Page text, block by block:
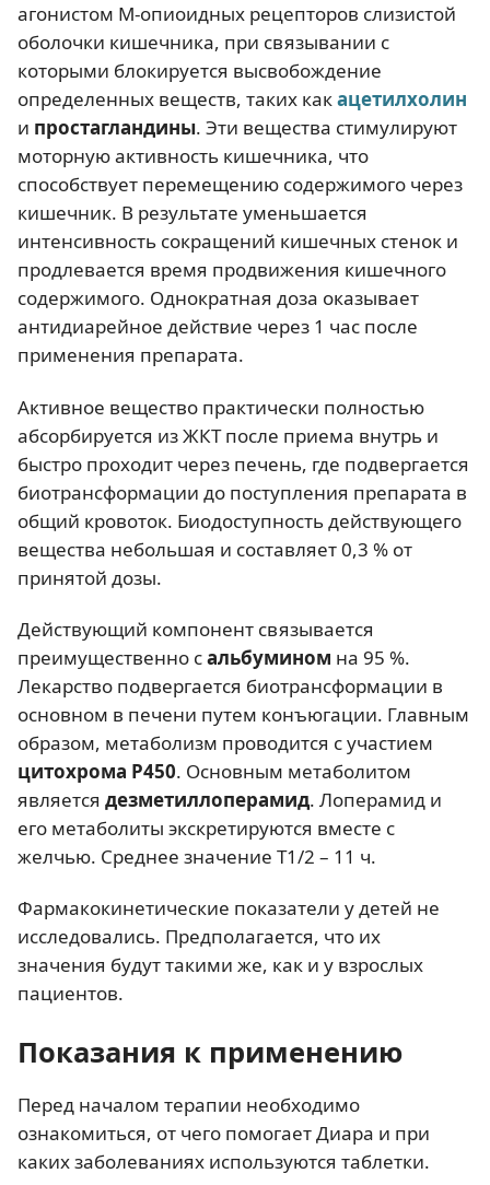
агонистом М-опиоидных рецепторов слизистой
оболочки кишечника, при связывании с
которыми блокируется высвобождение
определенных веществ, таких какацетилхолин
и простагландины. Эти вещества стимулируют
моторную активность кишечника, что
способствует перемещению содержимого через
кишечник. В результате уменьшается
интенсивность сокращений кишечных стенок и
продлевается время продвижения кишечного
содержимого. Однократная доза оказывает
антидиарейное действие через 1 час после
применения препарата.
Активное вещество практически полностью
абсорбируется из ЖКТ после приема внутрь и
быстро проходит через печень, где подвергается
биотрансформации до поступления препарата в
общий кровоток. Биодоступность действующего
вещества небольшая и составляет 0,3 % от
принятой дозы.
Действующий компонент связывается
преимущественно сальбумином на 95 %.
Лекарство подвергается биотрансформации в
основном в печени путем конъюгации. Главным
образом, метаболизм проводится с участием
цитохрома P450. Основным метаболитом
является дезметиллоперамид. Лоперамид и
его метаболиты экскретируются вместе с
желчью. Среднее значение T1/2 – 11 ч.
Фармакокинетические показатели у детей не
исследовались. Предполагается, что их
значения будут такими же, как и у взрослых
пациентов.
Показания к применению
Перед началом терапии необходимо
ознакомиться, от чего помогает Диара и при
каких заболеваниях используются таблетки.